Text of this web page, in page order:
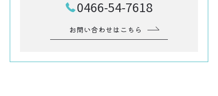
0466-54-7618
お問い合わせはこちら